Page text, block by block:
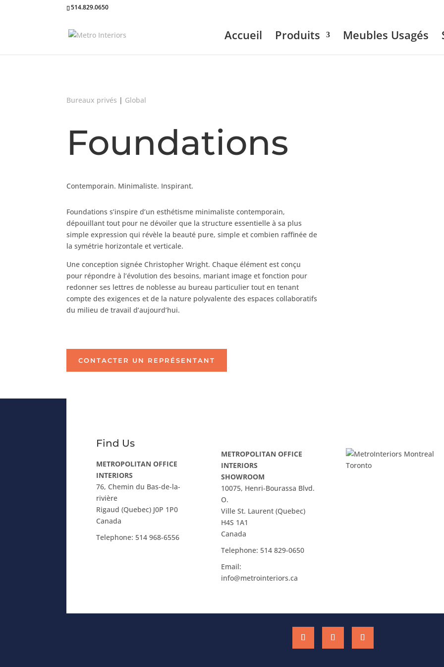
514.829.0650
Accueil Produits Meubles Usagés
Bureaux privés | Global
Foundations
Contemporain. Minimaliste. Inspirant.
Foundations s’inspire d’un esthétisme minimaliste contemporain,
dépouillant tout pour ne dévoiler que la structure essentielle à sa plus
simple expression qui révèle la beauté pure, simple et combien raffinée de
la symétrie horizontale et verticale.
Une conception signée Christopher Wright. Chaque élément est conçu
pour répondre à l’évolution des besoins, mariant image et fonction pour
redonner ses lettres de noblesse au bureau particulier tout en tenant
compte des exigences et de la nature polyvalente des espaces collaboratifs
du milieu de travail d’aujourd’hui.
CONTACTER UN REPRÉSENTANT
Find Us
METROPOLITAN OFFICE
INTERIORS
76, Chemin du Bas-de-la-
rivière
Rigaud (Quebec) J0P 1P0
Canada
Telephone: 514 968-6556
METROPOLITAN OFFICE
INTERIORS
SHOWROOM
10075, Henri-Bourassa Blvd.
O.
Ville St. Laurent (Quebec)
H4S 1A1
Canada
Telephone: 514 829-0650
Email:
info@metrointeriors.ca